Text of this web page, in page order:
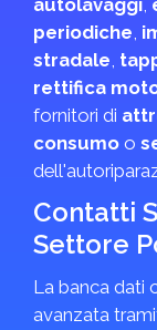
autolavaggi,
periodiche,
stradale,
rettifica
fornitori di
consumo o
Contatti
Settore
La banca dati
avanzata